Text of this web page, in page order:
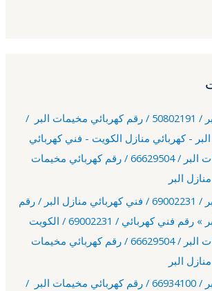
كهربائي مخيمات البر / 50802191 / رقم كهربائي مخيمات البر /
- كهربائي منازل الكويت - فني كهربائي
كهربائي مخيمات البر / 66629504 / رقم كهربائي مخيمات
البر
كهربائي مخيمات البر / 69002231 / فني كهربائي منازل البر / رقم
كهربائي / 69002231 / الكويت
كهربائي مخيمات البر / 66629504 / رقم كهربائي مخيمات
البر
كهربائي مخيمات البر / 66934100 / رقم كهربائي مخيمات البر /